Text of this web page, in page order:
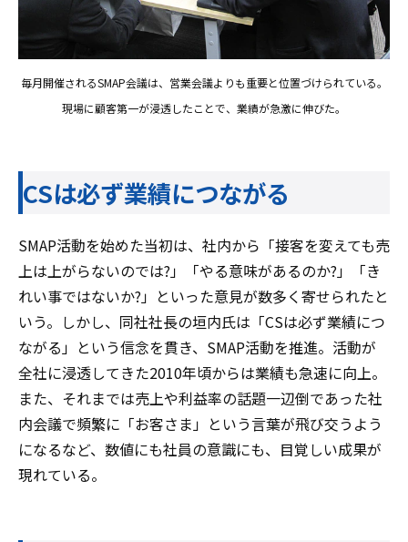
毎月開催されるSMAP会議は、営業会議よりも重要と位置づけられている。
現場に顧客第一が浸透したことで、業績が急激に伸びた。
CSは必ず業績につながる
SMAP活動を始めた当初は、社内から「接客を変えても売
上は上がらないのでは?」「やる意味があるのか?」「き
れい事ではないか?」といった意見が数多く寄せられたと
いう。しかし、同社社長の垣内氏は「CSは必ず業績につ
ながる」という信念を貫き、SMAP活動を推進。活動が
全社に浸透してきた2010年頃からは業績も急速に向上。
また、それまでは売上や利益率の話題一辺倒であった社
内会議で頻繁に「お客さま」という言葉が飛び交うよう
になるなど、数値にも社員の意識にも、目覚しい成果が
現れている。